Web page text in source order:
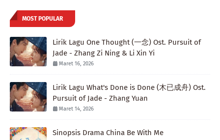
MOST POPULAR
Lirik Lagu One Thought (一念) Ost. Pursuit of
Jade - Zhang Zi Ning & Li Xin Yi
Maret 16, 2026
Lirik Lagu What's Done is Done (木已成舟) Ost.
Pursuit of Jade - Zhang Yuan
Maret 14, 2026
Sinopsis Drama China Be With Me